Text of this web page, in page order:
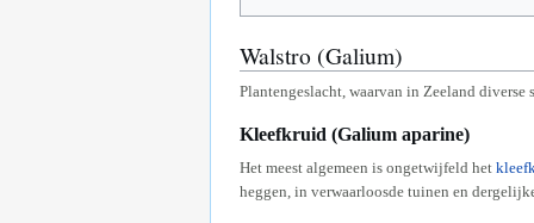
Walstro (Galium)
Plantengeslacht, waarvan in Zeeland diverse
Kleefkruid (Galium aparine)
Het meest algemeen is ongetwijfeld het
heggen, in verwaarloosde tuinen en